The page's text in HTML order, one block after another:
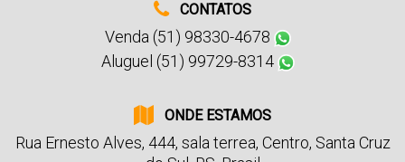
CONTATOS
Venda (51) 98330-4678
Aluguel (51) 99729-8314
ONDE ESTAMOS
Rua Ernesto Alves, 444, sala terrea, Centro, Santa Cruz